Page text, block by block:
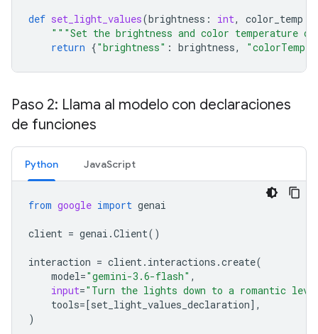
def set_light_values(brightness : int, color_temp
"""Set the brightness and color temperature
return {"brightness" : brightness,
Paso 2: Llama al modelo con declaraciones
de funciones
Python JavaScript
from google import genai
client = genai .Client()
interaction = client. interactions .create(
model="gemini-3.6-flash" ,
input="Turn the lights down to a romantic
tools= [set_light_values_declaration],
)